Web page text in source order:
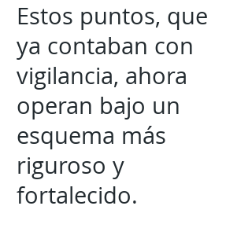
Estos puntos, que
ya contaban con
vigilancia, ahora
operan bajo un
esquema más
riguroso y
fortalecido.